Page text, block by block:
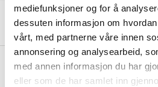
mediefunksjoner og for å
dessuten informasjon om
vårt, med partnerne våre innen
annonsering og analysearbeid,
med annen informasjon du har
eller som de har samlet inn
Om produsenten